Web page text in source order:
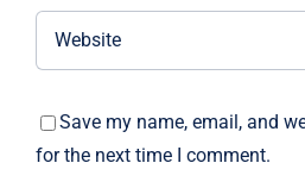
Save my name, email, and
for the next time I comment.